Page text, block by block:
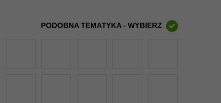
PODOBNA TEMATYKA - WYBIERZ